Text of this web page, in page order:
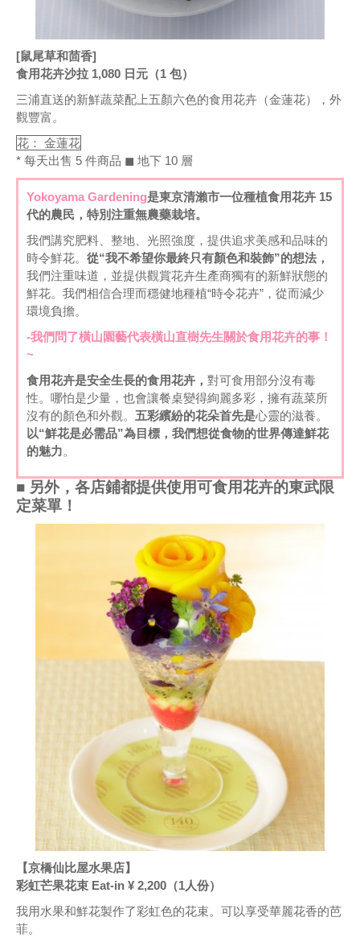
[鼠尾草和茴香]
食用花卉沙拉 1,080 日元（1 包）
三浦直送的新鮮蔬菜配上五顏六色的食用花卉（金蓮花），外
觀豐富。
花： 金蓮花
* 每天出售 5 件商品 ◼ 地下 10 層
Yokoyama Gardening是東京清瀨市一位種植食用花卉 15
代的農民，特別注重無農藥栽培。
我們講究肥料、整地、光照強度，提供追求美感和品味的
時令鮮花。 從“我不希望你最終只有顏色和裝飾”的想法，
我們注重味道，並提供觀賞花卉生產商獨有的新鮮狀態的
鮮花。我們相信合理而穩健地種植“時令花卉”，從而減少
環境負擔。
-我們問了橫山園藝代表橫山直樹先生關於食用花卉的事！
~
食用花卉是安全生長的食用花卉， 對可食用部分沒有毒
性。哪怕是少量，也會讓餐桌變得絢麗多彩，擁有蔬菜所
沒有的顏色和外觀。 五彩繽紛的花朵首先是心靈的滋養。
以“鮮花是必需品”為目標，我們想從食物的世界傳達鮮花
的魅力。
■ 另外，各店鋪都提供使用可食用花卉的東武限
定菜單！
【京橋仙比屋水果店】
彩虹芒果花束 Eat-in ¥ 2,200（1人份）
我用水果和鮮花製作了彩虹色的花束。可以享受華麗花香的芭
菲。